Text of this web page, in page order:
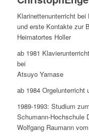
Klarinettenunterricht
und erste Kontakte zur
Heimatortes Holler
ab 1981
bei
Atsuyo Yamase
ab 1984 Orgelunterricht
1989-1993: Studium
Schumann-Hochschule
Wolfgang Raumann